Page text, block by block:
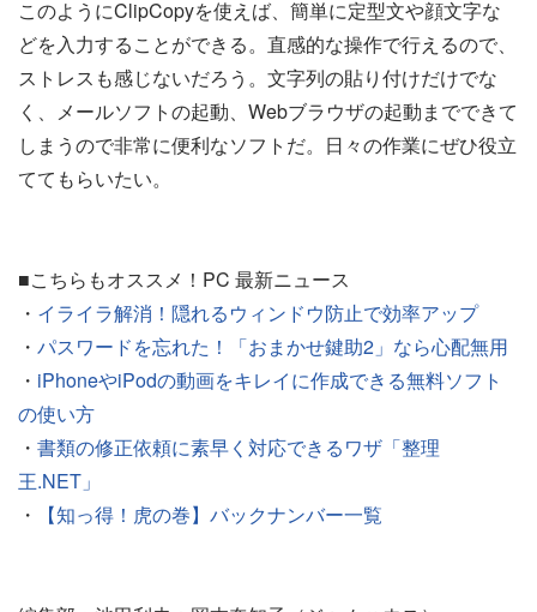
このようにClipCopyを使えば、簡単に定型文や顔文字な
どを入力することができる。直感的な操作で行えるので、
ストレスも感じないだろう。文字列の貼り付けだけでな
く、メールソフトの起動、Webブラウザの起動までできて
しまうので非常に便利なソフトだ。日々の作業にぜひ役立
ててもらいたい。
■こちらもオススメ！PC 最新ニュース
・ イライラ解消！隠れるウィンドウ防止で効率アップ
・ パスワードを忘れた！「おまかせ鍵助2」なら心配無用
・ iPhoneやiPodの動画をキレイに作成できる無料ソフト
の使い方
・ 書類の修正依頼に素早く対応できるワザ「整理
王.NET」
・
【知っ得！虎の巻】バックナンバー一覧